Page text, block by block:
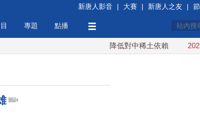
新唐人影音 | 大賽 | 新唐人之友 |
專題 點播
降低對中稀土依賴 川普宣布礦